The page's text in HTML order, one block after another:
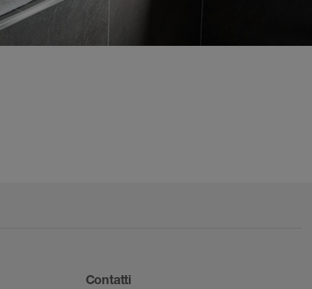
Contatti